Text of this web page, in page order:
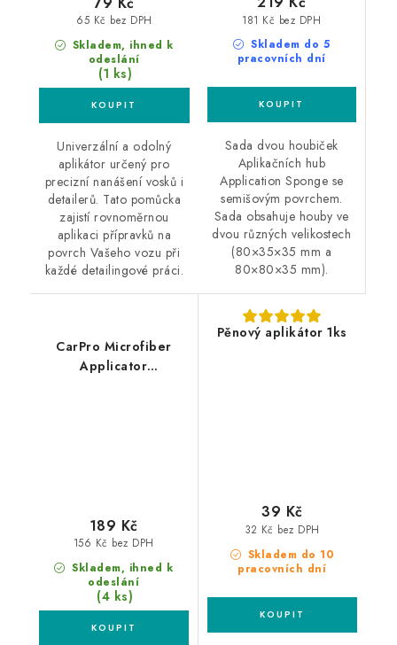
Skladem, ihned k
odeslání
(1 ks)
65 Kč bez DPH
Univerzální a odolný
aplikátor určený pro
precizní nanášení vosků i
detailerů. Tato pomůcka
zajistí rovnoměrnou
aplikaci přípravků na
povrch Vašeho vozu při
každé detailingové práci.
Skladem do 5
pracovních dní
181 Kč bez DPH
Sada dvou houbiček
Aplikačních hub
Application Sponge se
semišovým povrchem.
Sada obsahuje houby ve
dvou různých velikostech
(80×35×35 mm a
80×80×35 mm).
CarPro Microfiber
Applicator
Skladem, ihned k
odeslání
(4 ks)
156 Kč bez DPH
189 Kč
Pěnový aplikátor 1ks
Skladem do 10
pracovních dní
32 Kč bez DPH
39 Kč